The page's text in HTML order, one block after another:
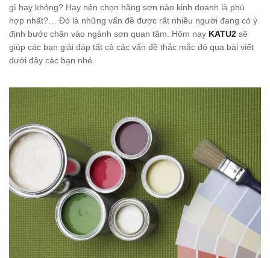
gì hay không? Hay nên chọn hãng sơn nào kinh doanh là phù
hợp nhất?… Đó là những vấn đề được rất nhiều người đang có ý
định bước chân vào ngành sơn quan tâm. Hôm nay KATU2 sẽ
giúp các bạn giải đáp tất cả các vấn đề thắc mắc đó qua bài viết
dưới đây các bạn nhé.